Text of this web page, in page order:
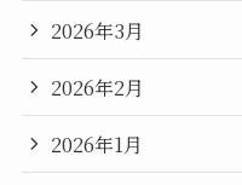
2026年3月
2026年2月
2026年1月